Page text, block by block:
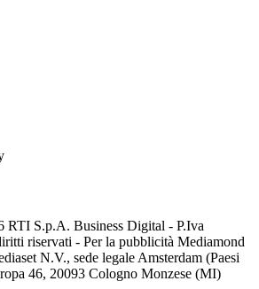
RTI S.p.A. Business Digital - P.Iva
riservati - Per la pubblicità Mediamond
N.V., sede legale Amsterdam (Paesi
46, 20093 Cologno Monzese (MI)